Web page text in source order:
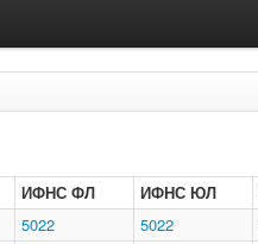
ИФНС ФЛ ИФНС ЮЛ
5022 5022